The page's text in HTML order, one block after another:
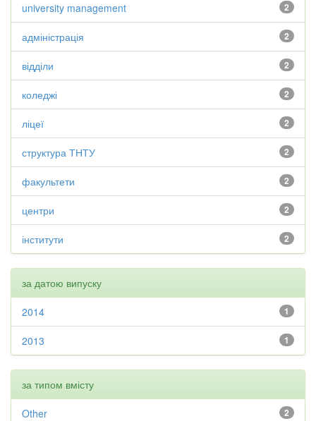
2
university management
2
адміністрація
2
відділи
2
коледжі
2
ліцеї
2
структура ТНТУ
2
факультети
2
центри
2
інститути
за датою випуску
1
2014
1
2013
за типом вмісту
2
Other